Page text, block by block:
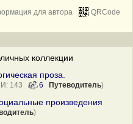
QRCode
для автора
коллекции
проза.
143 6 Путеводитель)
произведения
)